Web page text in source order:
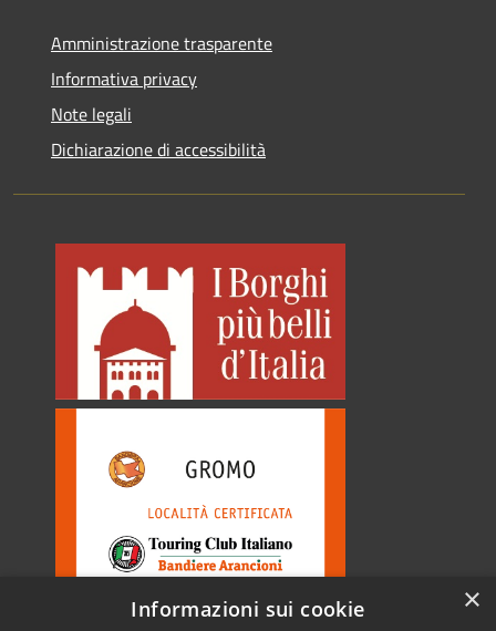
Amministrazione trasparente
Informativa privacy
Note legali
Dichiarazione di accessibilità
×
Informazioni sui cookie